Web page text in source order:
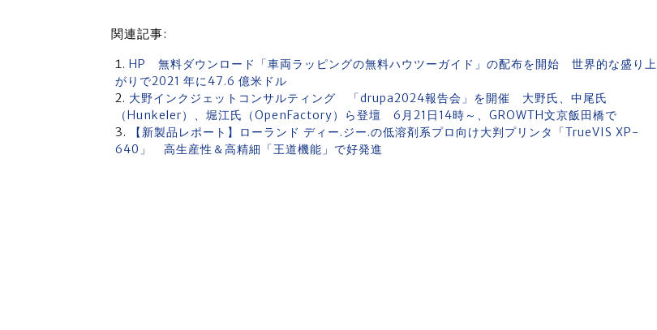
関連記事:
HP 無料ダウンロード「車両ラッピングの無料ハウツーガイド」の配布を開始 世界的な盛り上
がりで2021 年に47.6 億米ドル
大野インクジェットコンサルティング 「drupa2024報告会」を開催 大野氏、中尾氏
（Hunkeler）、堀江氏（OpenFactory）ら登壇 6月21日14時～、GROWTH文京飯田橋で
【新製品レポート】ローランド ディー.ジー.の低溶剤系プロ向け大判プリンタ「TrueVIS XP-
640」 高生産性＆高精細「王道機能」で好発進